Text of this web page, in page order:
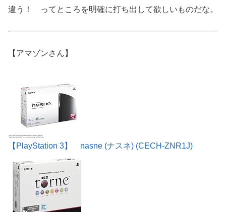
違う！ ってところを明確に打ち出して欲しいものだな。
【アマゾンさん】
【PlayStation 3】 nasne (ナスネ) (CECH-ZNR1J)